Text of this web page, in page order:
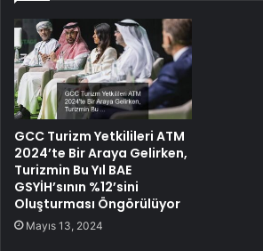
GCC Turizm Yetkilileri ATM
2024’te Bir Araya Gelirken,
Turizmin Bu Yıl BAE
GSYİH’sının %12’sini
Oluşturması Öngörülüyor
Mayıs 13, 2024